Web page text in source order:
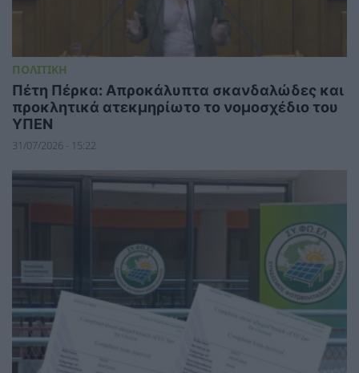
ΠΟΛΙΤΙΚΗ
Πέτη Πέρκα: Απροκάλυπτα σκανδαλώδες και
προκλητικά ατεκμηρίωτο το νομοσχέδιο του
ΥΠΕΝ
31/07/2026 - 15:22